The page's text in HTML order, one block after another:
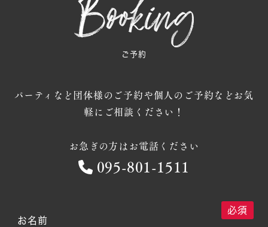
ご予約
パーティなど団体様のご予約や個人のご予約などお気
軽にご相談ください！
お急ぎの方はお電話ください
095-801-1511
お名前
必須